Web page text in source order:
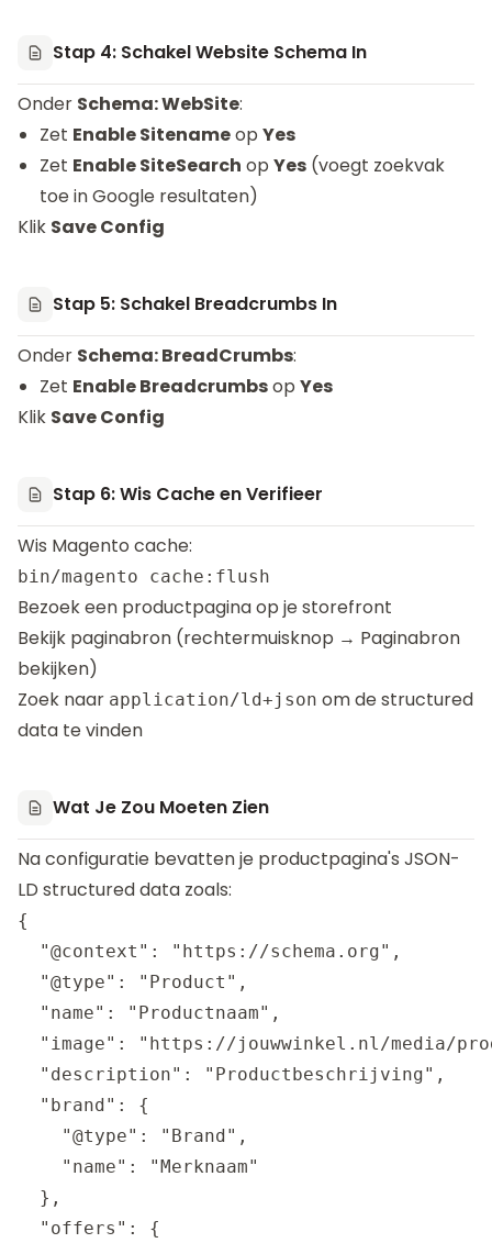
Stap 4: Schakel Website Schema In
Onder Schema: WebSite:
Zet Enable Sitenameop Yes
Zet Enable SiteSearch op Yes (voegt zoekvak
toe in Google resultaten)
Klik Save Config
Stap 5: Schakel Breadcrumbs In
Onder Schema: BreadCrumbs:
Zet Enable Breadcrumbsop Yes
Klik Save Config
Stap 6: Wis Cache en Verifieer
Wis Magento cache:
Bezoek een productpagina op je storefront
Bekijk paginabron (rechtermuisknop → Paginabron
bekijken)
Zoek naar application/ld+json om de structured
data te vinden
Wat Je Zou Moeten Zien
Na configuratie bevatten je productpagina's JSON-
LD structured data zoals:
{
  "@context": "https://schema.org",
  "@type": "Product",
  "name": "Productnaam",
"image": "https://jouwwinkel.nl/media/
  "description": "Productbeschrijving",
  "brand": {
    "@type": "Brand",
    "name": "Merknaam"
  },
  "offers": {